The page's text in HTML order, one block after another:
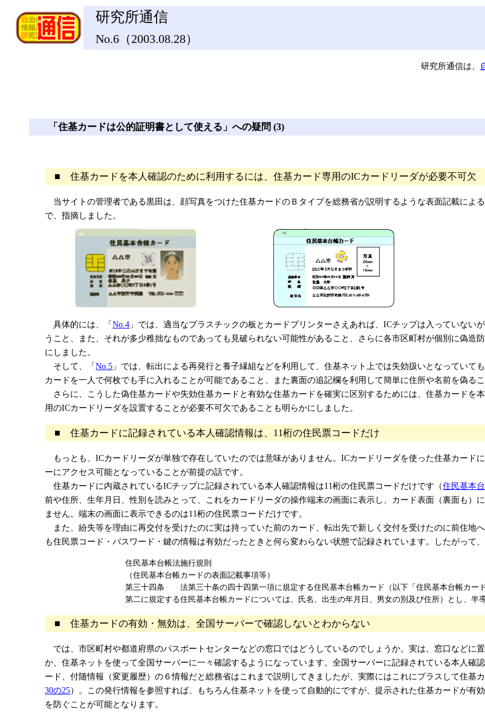
研究所通信
No.6（2003.08.28）
研究所通信は、
「住基カードは公的証明書として使える」への疑問 (3)
■ 住基カードを本人確認のために利用するには、住基カード専用のICカードリーダが必要不可欠
当サイトの管理者である黒田は、顔写真をつけた住基カードのＢタイプを総務省が説明するような表面記載によ
で、指摘しました。
具体的には、「No.4 」では、適当なプラスチックの板とカードプリンターさえあれば、ICチップは入っていな
うこと、また、それが多少稚拙なものであっても見破られない可能性があること、さらに各市区町村が個別に偽
にしました。
そして、「No.5 」では、転出による再発行と養子縁組などを利用して、住基ネット上では失効扱いとなってい
カードを一人で何枚でも手に入れることが可能であること、また裏面の追記欄を利用して簡単に住所や名前を偽る
さらに、こうした偽住基カードや失効住基カードと有効な住基カードを確実に区別するためには、住基カードを
用のICカードリーダを設置することが必要不可欠であることも明らかにしました。
■ 住基カードに記録されている本人確認情報は、11桁の住民票コードだけ
もっとも、ICカードリーダが単独で存在していたのでは意味がありません。ICカードリーダを使った住基カード
ーにアクセス可能となっていることが前提の話です。
住基カードに内蔵されているICチップに記録されている本人確認情報は11桁の住民票コードだけです（住民基本
前や住所、生年月日、性別を読みとって、これをカードリーダの操作端末の画面に表示し、カード表面（裏面も）
ません。端末の画面に表示できるのは11桁の住民票コードだけです。
また、紛失等を理由に再交付を受けたのに実は持っていた前のカード、転出先で新しく交付を受けたのに前住地
も住民票コード・パスワード・鍵の情報は有効だったときと何ら変わらない状態で記録されています。したがって
住民基本台帳法施行規則
（住民基本台帳カードの表面記載事項等）
第三十四条 法第三十条の四十四第一項に規定する住民基本台帳カード（以下「住民基本台帳カー
第二に規定する住民基本台帳カードについては、氏名、出生の年月日、男女の別及び住所）とし、半
■ 住基カードの有効・無効は、全国サーバーで確認しないとわからない
では、市区町村や都道府県のパスポートセンターなどの窓口ではどうしているのでしょうか。実は、窓口などに
か、住基ネットを使って全国サーバーに一々確認するようになっています。全国サーバーに記録されている本人確
ード、付随情報（変更履歴）の６情報だと総務省はこれまで説明してきましたが、実際にはこれにプラスして住基
30の25）。この発行情報を参照すれば、もちろん住基ネットを使って自動的にですが、提示された住基カードが
を防ぐことが可能となります。